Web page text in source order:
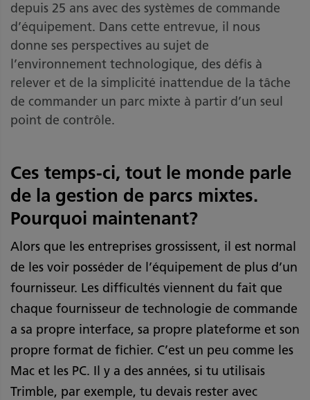
depuis 25 ans avec des systèmes de commande
d’équipement. Dans cette entrevue, il nous
donne ses perspectives au sujet de
l’environnement technologique, des défis à
relever et de la simplicité inattendue de la tâche
de commander un parc mixte à partir d’un seul
point de contrôle.
Ces temps-ci, tout le monde parle
de la gestion de parcs mixtes.
Pourquoi maintenant?
Alors que les entreprises grossissent, il est normal
de les voir posséder de l’équipement de plus d’un
fournisseur. Les difficultés viennent du fait que
chaque fournisseur de technologie de commande
a sa propre interface, sa propre plateforme et son
propre format de fichier. C’est un peu comme les
Mac et les PC. Il y a des années, si tu utilisais
Trimble, par exemple, tu devais rester avec